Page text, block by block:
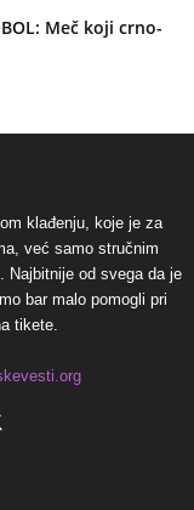
Meč koji crno-
klađenju, koje je za
već samo stručnim
Najbitnije od svega da je
bar malo pomogli pri
tikete.